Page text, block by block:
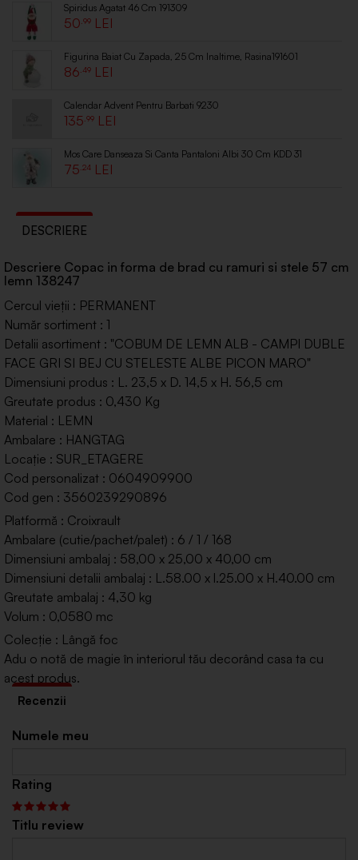
Spiridus Agatat 46 Cm 191309
50 .99
Figurina Baiat Cu Zapada, 25 Cm Inaltime, Rasina191601
86 .49
Calendar Advent Pentru Barbati 9230
135 .99
Mos Care Danseaza Si Canta Pantaloni Albi 30 Cm KDD 31
75 .24
DESCRIERE
Descriere Copac in forma de brad cu ramuri si stele 57 cm
lemn 138247
Cercul vieții : PERMANENT
Număr sortiment : 1
Detalii asortiment : "COBUM DE LEMN ALB - CAMPI DUBLE
FACE GRI SI BEJ CU STELESTE ALBE PICON MARO"
Dimensiuni produs : L. 23,5 x D. 14,5 x H. 56,5 cm
Greutate produs : 0,430 Kg
Material : LEMN
Ambalare : HANGTAG
Locație : SUR_ETAGERE
Cod personalizat : 0604909900
Cod gen : 3560239290896
Platformă : Croixrault
Ambalare (cutie/pachet/palet) : 6 / 1 / 168
Dimensiuni ambalaj : 58,00 x 25,00 x 40,00 cm
Dimensiuni detalii ambalaj : L.58.00 x l.25.00 x H.40.00 cm
Greutate ambalaj : 4,30 kg
Volum : 0,0580 mc
Colecție : Lângă foc
Adu o notă de magie în interiorul tău decorând casa ta cu
acest produs.
Numele meu
Rating
Titlu review